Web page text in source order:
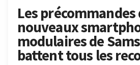
Les précommandes
nouveaux
modulaires de
battent tous les